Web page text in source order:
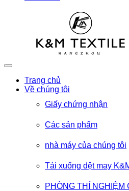
Trang chủ
Về chúng tôi
Giấy chứng nhận
Các sản phẩm
nhà máy của chúng tôi
Tải xuống dệt may
PHÒNG THÍ NGHIỆM